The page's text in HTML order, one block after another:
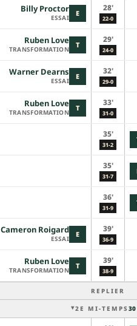
E
Billy Proctor
ESSAI
28'
22-0
T
Ruben Love
TRANSFORMATION
29'
24-0
E
Warner Dearns
ESSAI
32'
29-0
T
Ruben Love
TRANSFORMATION
33'
31-0
35'
31-2
35'
31-7
36'
31-9
E
Cameron Roigard
ESSAI
39'
36-9
T
Ruben Love
TRANSFORMATION
39'
38-9
REPLIER
2E MI-TEMPS 30